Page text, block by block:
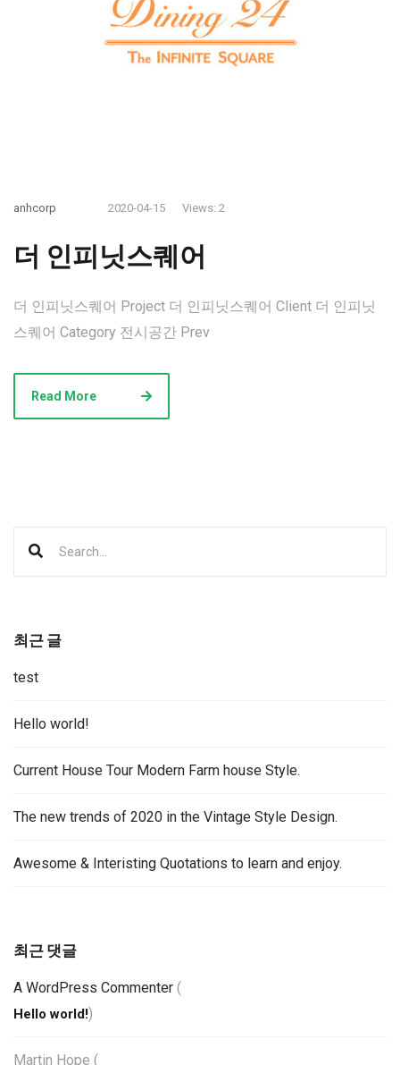
anhcorp 2020-04-15 Views: 2
더 인피닛스퀘어
더 인피닛스퀘어 Project 더 인피닛스퀘어 Client 더 인피닛
스퀘어 Category 전시공간 Prev
Read More
최근 글
test
Hello world!
Current House Tour Modern Farm house Style.
The new trends of 2020 in the Vintage Style Design.
Awesome & Interisting Quotations to learn and enjoy.
최근 댓글
A WordPress Commenter (
Hello world!)
Martin Hope (